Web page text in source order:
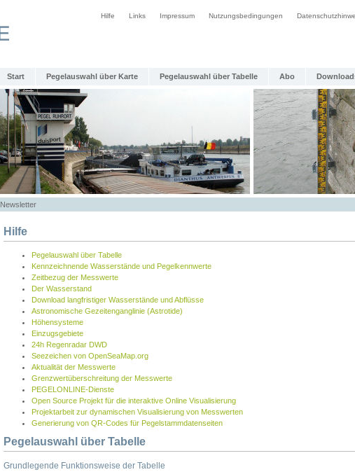
Hilfe Links Impressum Nutzungsbedingungen
Start Pegelauswahl über Karte Pegelauswahl über Tabelle Abo
Newsletter
Hilfe
Pegelauswahl über Tabelle
Kennzeichnende Wasserstände und Pegelkennwerte
Zeitbezug der Messwerte
Der Wasserstand
Download langfristiger Wasserstände und Abflüsse
Astronomische Gezeitenganglinie (Astrotide)
Höhensysteme
Einzugsgebiete
24h Regenradar DWD
Seezeichen von OpenSeaMap.org
Aktualität der Messwerte
Grenzwertüberschreitung der Messwerte
PEGELONLINE-Dienste
Open Source Projekt für die interaktive Online Visualisierung
Projektarbeit zur dynamischen Visualisierung von Messwerten
Generierung von QR-Codes für Pegelstammdatenseiten
Pegelauswahl über Tabelle
Grundlegende Funktionsweise der Tabelle